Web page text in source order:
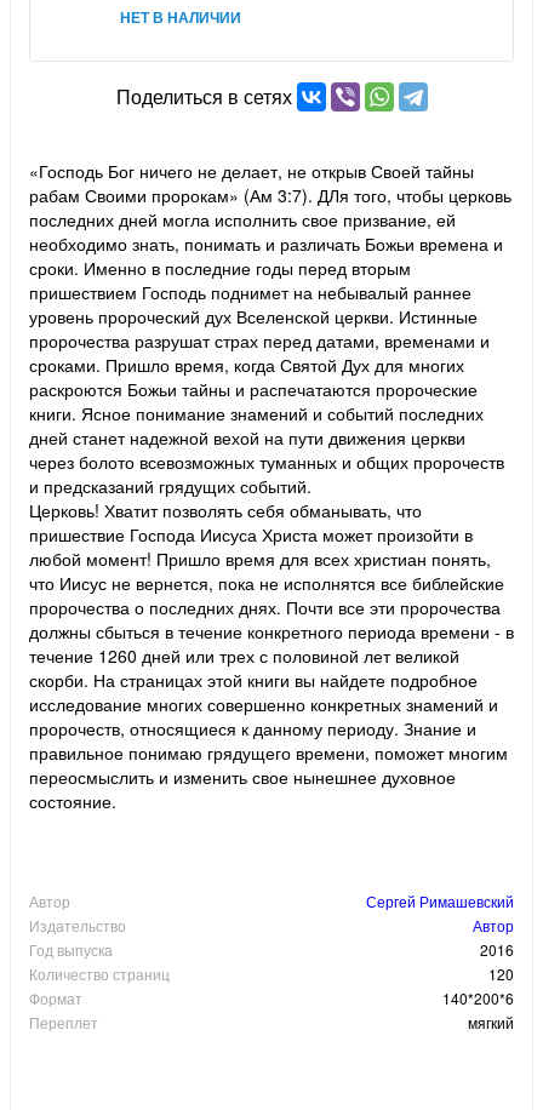
НЕТ В НАЛИЧИИ
Поделиться в сетях
«Господь Бог ничего не делает, не открыв Своей тайны
рабам Своими пророкам» (Ам 3:7). ДЛя того, чтобы церковь
последних дней могла исполнить свое призвание, ей
необходимо знать, понимать и различать Божьи времена и
сроки. Именно в последние годы перед вторым
пришествием Господь поднимет на небывалый раннее
уровень пророческий дух Вселенской церкви. Истинные
пророчества разрушат страх перед датами, временами и
сроками. Пришло время, когда Святой Дух для многих
раскроются Божьи тайны и распечатаются пророческие
книги. Ясное понимание знамений и событий последних
дней станет надежной вехой на пути движения церкви
через болото всевозможных туманных и общих пророчеств
и предсказаний грядущих событий.
Церковь! Хватит позволять себя обманывать, что
пришествие Господа Иисуса Христа может произойти в
любой момент! Пришло время для всех христиан понять,
что Иисус не вернется, пока не исполнятся все библейские
пророчества о последних днях. Почти все эти пророчества
должны сбыться в течение конкретного периода времени - в
течение 1260 дней или трех с половиной лет великой
скорби. На страницах этой книги вы найдете подробное
исследование многих совершенно конкретных знамений и
пророчеств, относящиеся к данному периоду. Знание и
правильное понимаю грядущего времени, поможет многим
переосмыслить и изменить свое нынешнее духовное
состояние.
Автор
Сергей Римашевский
Издательство
Автор
Год выпуска
2016
Количество страниц
120
Формат
140*200*6
Переплет
мягкий